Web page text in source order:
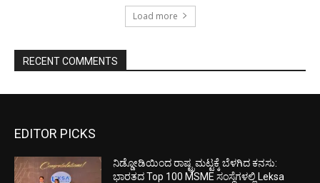
Load more
RECENT COMMENTS
EDITOR PICKS
ನಿಡ್ಡೋಡಿಯಿಂದ ರಾಷ್ಟ್ರಮಟ್ಟಕ್ಕೆ ಬೆಳಗಿದ ಕನಸು:
ಭಾರತದ Top 100 MSME ಸಂಸ್ಥೆಗಳಲ್ಲಿ Leksa